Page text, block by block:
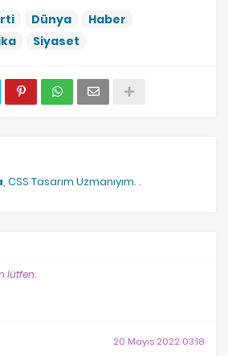
Dünya
Haber
Siyaset
, CSS Tasarım Uzmanıyım. .
lütfen.
20 Mayıs 2022 03:18